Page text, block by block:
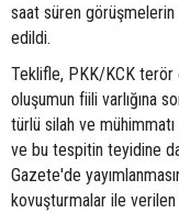
saat süren görüşmelerin
edildi.
Teklifle, PKK/KCK terör
oluşumun fiili varlığına
türlü silah ve
ve bu tespitin teyidine
Gazete'de
kovuşturmalar ile verilen